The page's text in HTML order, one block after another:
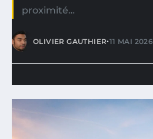
proximité…
OLIVIER GAUTHIER•11 MAI 2026